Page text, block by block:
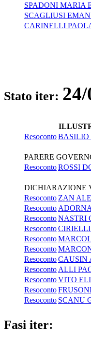
SPADONI MARIA
SCAGLIUSI
CARINELLI
Stato iter:
ResocontoBASILIO
PARERE
ResocontoROSSI
DICHIARAZIONE
Resoconto ZAN
Resoconto
ResocontoNASTRI
Resoconto
Resoconto
Resoconto
ResocontoCAUSIN
Resoconto ALLI
ResocontoVITO
Resoconto
Resoconto SCANU
Fasi iter: